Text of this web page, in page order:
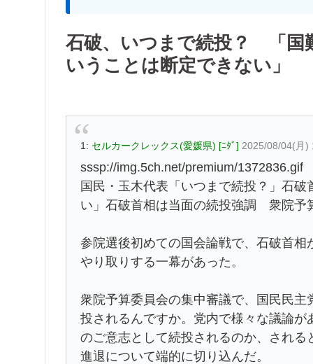
石破、いつまで続投？ 「国
いうことは断定できない」
1: セルカークレックス(愛媛県) [ﾆﾀﾞ] 2025/08/04(月)
sssp://img.5ch.net/premium/1372836.gif
国民・玉木代表「いつまで続投？」石
い」石破首相は当面の続投強調 衆院予
参院選後初めての国会論戦で、石破首
やり取りする一幕があった。
衆院予算委員会の集中審議で、国民民
投されるんですか。党内で様々な議論
のご意志として続投されるのか、され
進退について端的に切り込んだ。